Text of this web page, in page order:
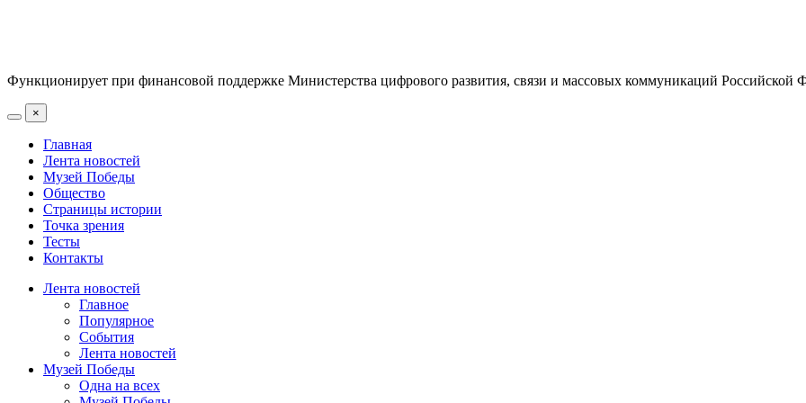
Функционирует при финансовой поддержке Министерства цифрового развития, связи и массовых коммуникаций Российской
×
Главная
Лента новостей
Музей Победы
Общество
Страницы истории
Точка зрения
Тесты
Контакты
Лента новостей
Главное
Популярное
События
Лента новостей
Музей Победы
Одна на всех